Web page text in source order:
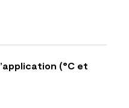
(°C et